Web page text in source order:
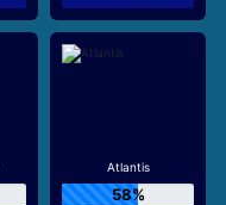
Atlantis
58%